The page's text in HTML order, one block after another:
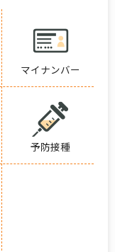
マイナンバー
予防接種